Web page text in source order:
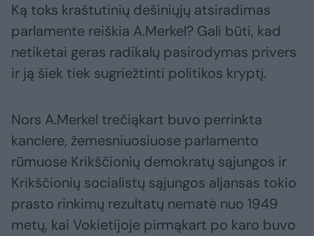
Ką toks kraštutinių dešiniųjų atsiradimas
parlamente reiškia A.Merkel? Gali būti, kad
netikėtai geras radikalų pasirodymas privers
ir ją šiek tiek sugriežtinti politikos kryptį.
Nors A.Merkel trečiąkart buvo perrinkta
kanclere, žemesniuosiuose parlamento
rūmuose Krikščionių demokratų sąjungos ir
Krikščionių socialistų sąjungos aljansas tokio
prasto rinkimų rezultatų nematė nuo 1949
metų, kai Vokietijoje pirmąkart po karo buvo